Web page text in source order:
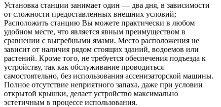
Установка станции занимает один — два дня, в зависимости
от сложности предоставленных внешних условий;
Расположить станцию Вы можете практически в любом
удобном месте, что является явным преимуществом в
сравнении с выгребными ямами. Место расположения не
зависит от наличия рядом стоящих зданий, водоемов или
растений. Кроме того, не требуется обеспечения подъезда к
устройству, так как обслуживание проводиться
самостоятельно, без использования ассенизаторской машины.
Полное отсутствие неприятного запаха, даже при условии
открытой крышки, делает устройство максимально
эстетичным в процессе использования.